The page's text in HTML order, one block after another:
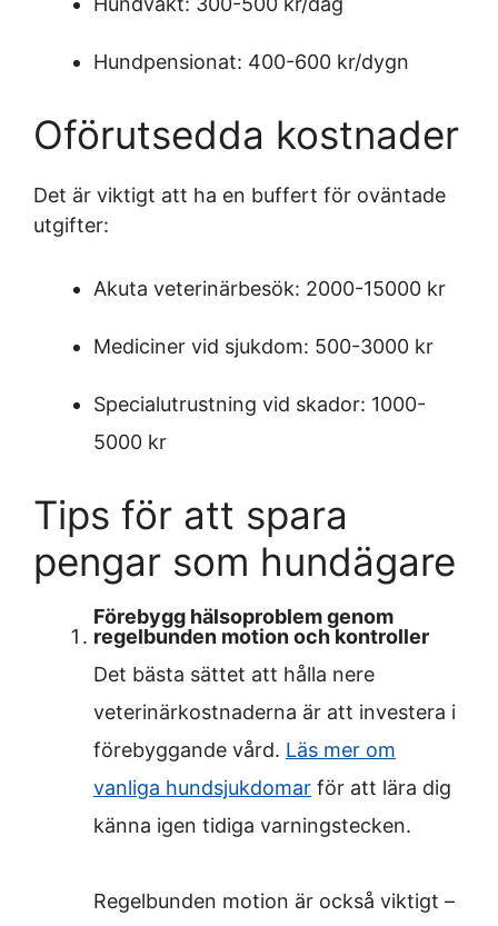
Hundpensionat: 400-600 kr/dygn
Oförutsedda kostnader
Det är viktigt att ha en buffert för oväntade
utgifter:
Akuta veterinärbesök: 2000-15000 kr
Mediciner vid sjukdom: 500-3000 kr
Specialutrustning vid skador: 1000-
5000 kr
Tips för att spara
pengar som hundägare
Förebygg hälsoproblem genom
regelbunden motion och kontroller
Det bästa sättet att hålla nere
veterinärkostnaderna är att investera i
förebyggande vård. Läs mer om
vanliga hundsjukdomar för att lära dig
känna igen tidiga varningstecken.
Regelbunden motion är också viktigt –